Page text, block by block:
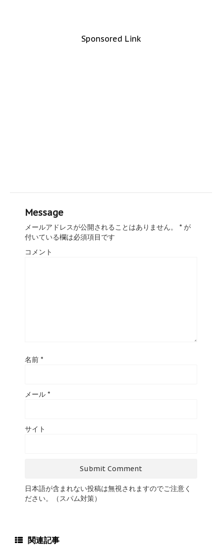
Sponsored Link
Message
メールアドレスが公開されることはありません。 * が
付いている欄は必須項目です
コメント
名前 *
メール *
サイト
日本語が含まれない投稿は無視されますのでご注意く
ださい。（スパム対策）
関連記事